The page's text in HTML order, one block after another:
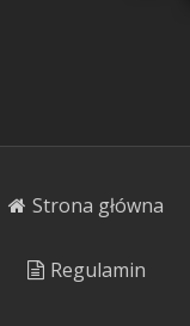
Strona główna
Regulamin